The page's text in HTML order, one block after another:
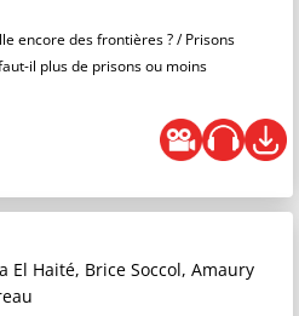
encore des frontières ? / Prisons
il plus de prisons ou moins
El Haité, Brice Soccol, Amaury